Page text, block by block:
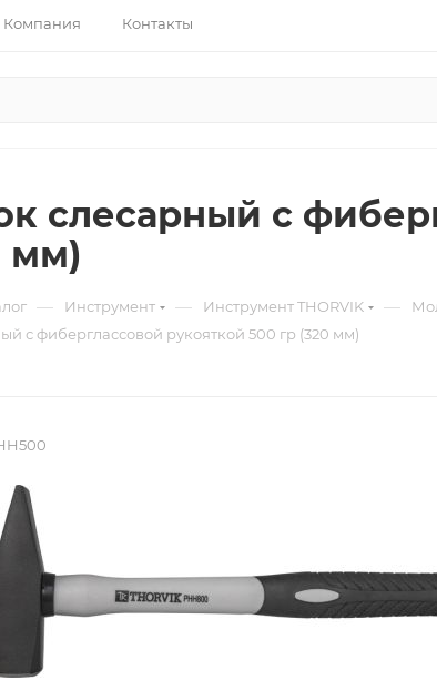
Компания Контакты
слесарный с
мм)
— Инструмент — Инструмент THORVIK —
с фиберглассовой рукояткой 500 гр (320 мм)